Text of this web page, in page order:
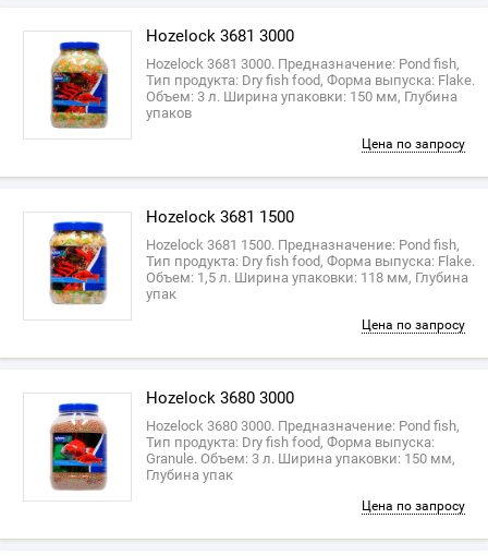
Hozelock 3681 3000
Hozelock 3681 3000. Предназначение: Pond fish,
Тип продукта: Dry fish food, Форма выпуска: Flake.
Объем: 3 л. Ширина упаковки: 150 мм, Глубина
упаков
Цена по запросу
Hozelock 3681 1500
Hozelock 3681 1500. Предназначение: Pond fish,
Тип продукта: Dry fish food, Форма выпуска: Flake.
Объем: 1,5 л. Ширина упаковки: 118 мм, Глубина
упак
Цена по запросу
Hozelock 3680 3000
Hozelock 3680 3000. Предназначение: Pond fish,
Тип продукта: Dry fish food, Форма выпуска:
Granule. Объем: 3 л. Ширина упаковки: 150 мм,
Глубина упак
Цена по запросу